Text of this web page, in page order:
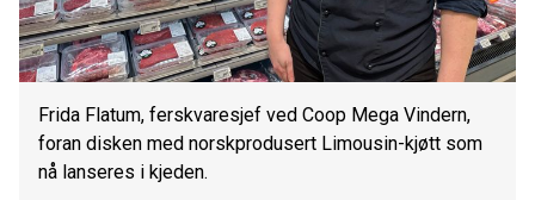
Frida Flatum, ferskvaresjef ved Coop Mega Vindern,
foran disken med norskprodusert Limousin-kjøtt som
nå lanseres i kjeden.